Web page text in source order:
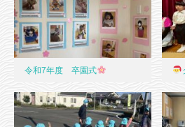
令和7年度 卒園式